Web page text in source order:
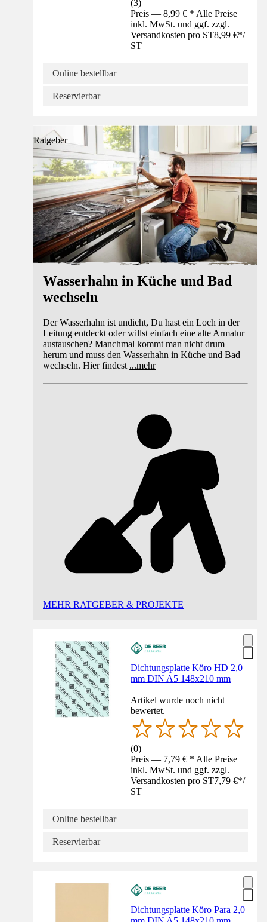
(3)
Preis — 8,99 € * Alle Preise
inkl. MwSt. und ggf. zzgl.
Versandkosten pro ST8,99 €*/
ST
Online bestellbar
Reservierbar
Ratgeber
Wasserhahn in Küche und Bad
wechseln
Der Wasserhahn ist undicht, Du hast ein Loch in der
Leitung entdeckt oder willst einfach eine alte Armatur
austauschen? Manchmal kommt man nicht drum
herum und muss den Wasserhahn in Küche und Bad
wechseln. Hier findest ...mehr
MEHR RATGEBER & PROJEKTE
Dichtungsplatte Köro HD 2,0
mm DIN A5 148x210 mm
Artikel wurde noch nicht
bewertet.
(0)
Preis — 7,79 € * Alle Preise
inkl. MwSt. und ggf. zzgl.
Versandkosten pro ST7,79 €*/
ST
Online bestellbar
Reservierbar
Dichtungsplatte Köro Para 2,0